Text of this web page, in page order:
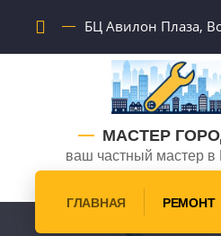
БЦ Авилон Плаза,
МАСТЕР
ваш частный мастер в
ГЛАВНАЯ РЕМОНТ